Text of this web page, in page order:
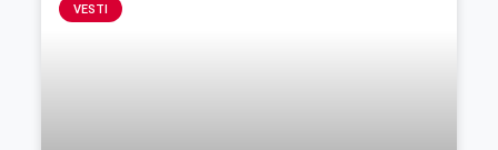
VESTI